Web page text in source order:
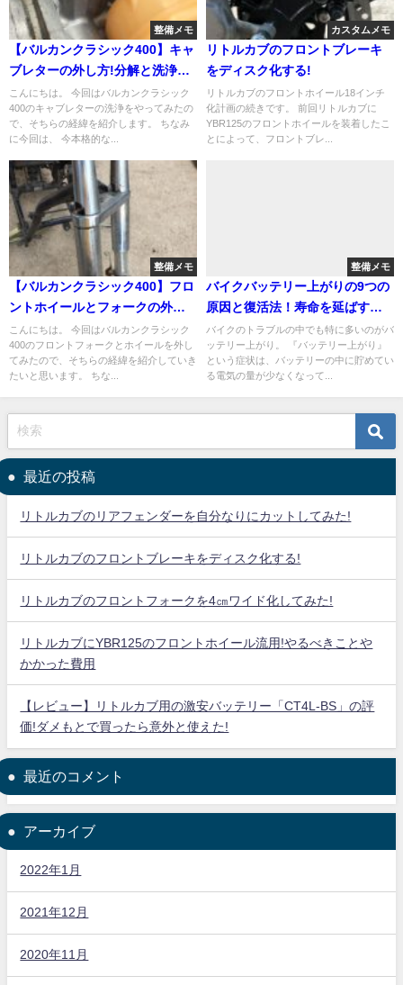
整備メモ
【バルカンクラシック400】キャ
ブレターの外し方!分解と洗浄の
方法も!
こんにちは。 今回はバルカンクラシック
400のキャブレターの洗浄をやってみたの
で、そちらの経緯を紹介します。 ちなみ
に今回は、 今本格的な...
カスタムメモ
リトルカブのフロントブレーキ
をディスク化する!
リトルカブのフロントホイール18インチ
化計画の続きです。 前回リトルカブに
YBR125のフロントホイールを装着したこ
とによって、フロントブレ...
整備メモ
【バルカンクラシック400】フロ
ントホイールとフォークの外し
方!
こんにちは。 今回はバルカンクラシック
400のフロントフォークとホイールを外し
てみたので、そちらの経緯を紹介していき
たいと思います。 ちな...
整備メモ
バイクバッテリー上がりの9つの
原因と復活法！寿命を延ばす充
電の仕方も！
バイクのトラブルの中でも特に多いのがバ
ッテリー上がり。 『バッテリー上がり』
という症状は、バッテリーの中に貯めてい
る電気の量が少なくなって...
最近の投稿
リトルカブのリアフェンダーを自分なりにカットしてみた!
リトルカブのフロントブレーキをディスク化する!
リトルカブのフロントフォークを4㎝ワイド化してみた!
リトルカブにYBR125のフロントホイール流用!やるべきことや
かかった費用
【レビュー】リトルカブ用の激安バッテリー「CT4L-BS」の評
価!ダメもとで買ったら意外と使えた!
最近のコメント
アーカイブ
2022年1月
2021年12月
2020年11月